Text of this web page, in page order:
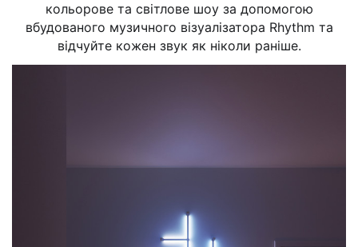
кольорове та світлове шоу за допомогою
вбудованого музичного візуалізатора Rhythm та
відчуйте кожен звук як ніколи раніше.